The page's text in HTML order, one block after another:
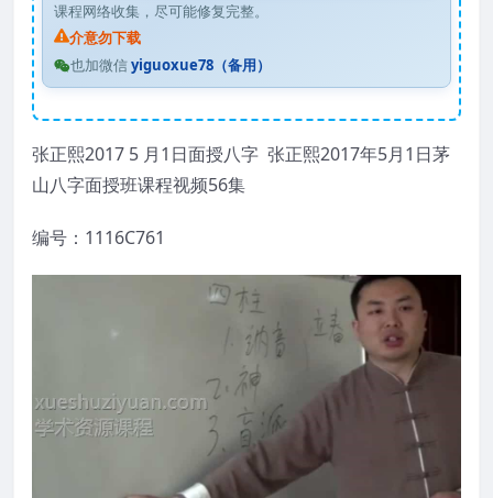
课程网络收集，尽可能修复完整。
介意勿下载
也加微信yiguoxue78（备用）
张正熙2017 5 月1日面授八字 张正熙2017年5月1日茅
山八字面授班课程视频56集
编号：1116C761